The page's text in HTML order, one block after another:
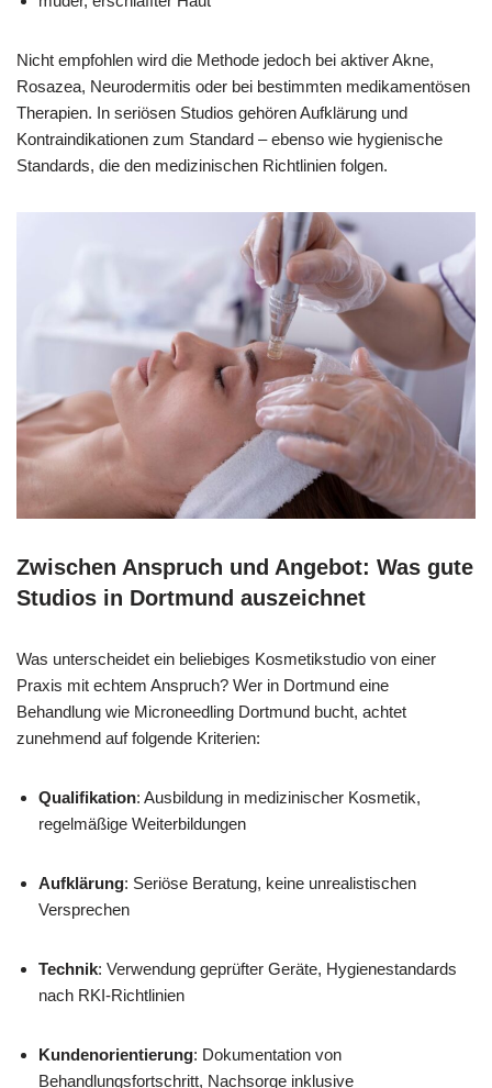
Nicht empfohlen wird die Methode jedoch bei aktiver Akne,
Rosazea, Neurodermitis oder bei bestimmten medikamentösen
Therapien. In seriösen Studios gehören Aufklärung und
Kontraindikationen zum Standard – ebenso wie hygienische
Standards, die den medizinischen Richtlinien folgen.
Zwischen Anspruch und Angebot: Was gute
Studios in Dortmund auszeichnet
Was unterscheidet ein beliebiges Kosmetikstudio von einer
Praxis mit echtem Anspruch? Wer in Dortmund eine
Behandlung wie Microneedling Dortmund bucht, achtet
zunehmend auf folgende Kriterien:
Qualifikation: Ausbildung in medizinischer Kosmetik,
regelmäßige Weiterbildungen
Aufklärung: Seriöse Beratung, keine unrealistischen
Versprechen
Technik: Verwendung geprüfter Geräte, Hygienestandards
nach RKI-Richtlinien
Kundenorientierung: Dokumentation von
Behandlungsfortschritt, Nachsorge inklusive